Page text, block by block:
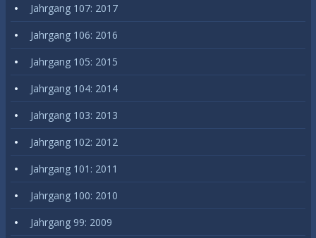
Jahrgang 107: 2017
Jahrgang 106: 2016
Jahrgang 105: 2015
Jahrgang 104: 2014
Jahrgang 103: 2013
Jahrgang 102: 2012
Jahrgang 101: 2011
Jahrgang 100: 2010
Jahrgang 99: 2009